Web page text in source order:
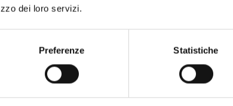
dei loro servizi.
Preferenze Statistiche